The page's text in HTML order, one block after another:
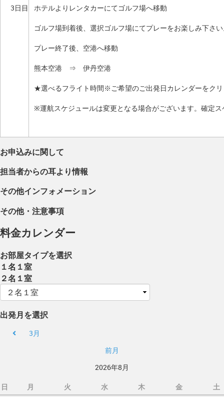
3日目 ホテルよりレンタカーにてゴルフ場へ移動
ゴルフ場到着後、選択ゴルフ場にてプレーをお楽しみ下さ
プレー終了後、空港へ移動
熊本空港 ⇒ 伊丹空港
★選べるフライト時間※ご希望のご出発日カレンダーをク
※運航スケジュールは変更となる場合がございます。確定
お申込みに関して
担当者からの耳より情報
その他インフォメーション
その他・注意事項
料金カレンダー
お部屋タイプを選択
１名１室
２名１室
出発月を選択
3月
前月
2026年8月
日 月 火 水 木 金
土